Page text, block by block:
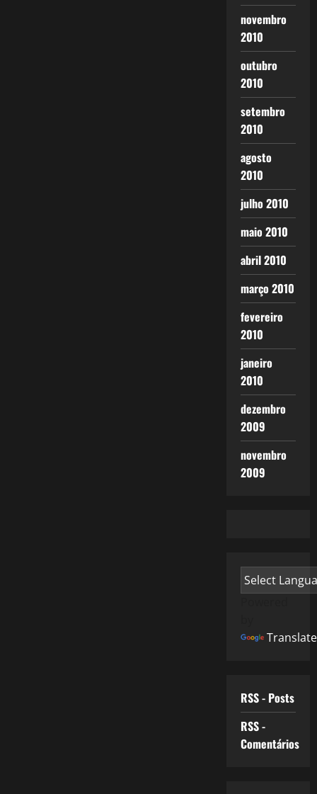
novembro
2010
outubro
2010
setembro
2010
agosto
2010
julho 2010
maio 2010
abril 2010
março 2010
fevereiro
2010
janeiro
2010
dezembro
2009
novembro
2009
Translate
RSS - Posts
RSS -
Comentários